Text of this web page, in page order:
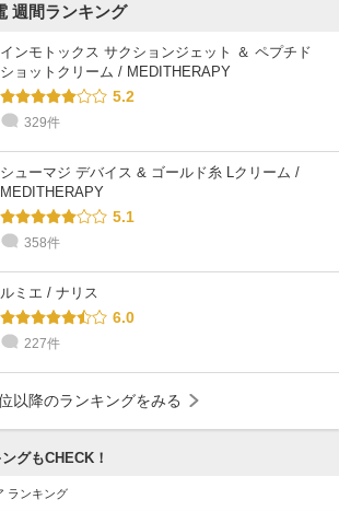
週間ランキング
インモトックス サクションジェット ＆ ペプチド
ショットクリーム / MEDITHERAPY
5.2
329件
シューマジ デバイス & ゴールド糸 Lクリーム /
MEDITHERAPY
5.1
358件
ルミエ / ナリス
6.0
227件
以降のランキングをみる
グもCHECK！
ランキング